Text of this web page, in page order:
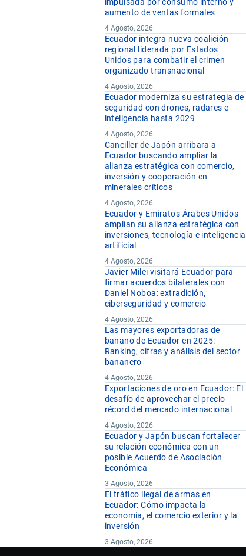
impulsada por consumo interno y
aumento de ventas formales
4 Agosto, 2026
Ecuador integra nueva coalición
regional liderada por Estados
Unidos para combatir el crimen
organizado transnacional
4 Agosto, 2026
Ecuador moderniza su estrategia de
seguridad con drones, radares e
inteligencia hasta 2029
4 Agosto, 2026
Canciller de Japón arribara a
Ecuador buscando ampliar la
alianza estratégica con comercio,
inversión y cooperación en
minerales críticos
4 Agosto, 2026
Ecuador y Emiratos Árabes Unidos
amplían su alianza estratégica con
inversiones, tecnología e inteligencia
artificial
4 Agosto, 2026
Javier Milei visitará Ecuador para
firmar acuerdos bilaterales con
Daniel Noboa: extradición,
ciberseguridad y comercio
4 Agosto, 2026
Las mayores exportadoras de
banano de Ecuador en 2025:
Ranking, cifras y análisis del sector
bananero
4 Agosto, 2026
Exportaciones de oro en Ecuador: El
desafío de aprovechar el precio
récord del mercado internacional
4 Agosto, 2026
Ecuador y Japón buscan fortalecer
su relación económica con un
posible Acuerdo de Asociación
Económica
3 Agosto, 2026
El tráfico ilegal de armas en
Ecuador: Cómo impacta la
economía, el comercio exterior y la
inversión
3 Agosto, 2026